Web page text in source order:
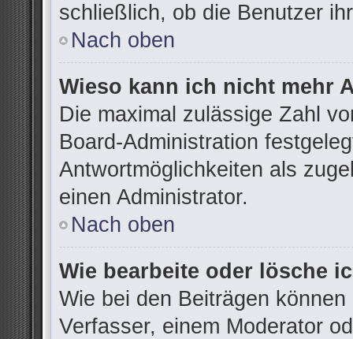
schließlich, ob die Benutzer
Nach oben
Wieso kann ich nicht mehr
Die maximal zulässige Zahl
Board-Administration
Antwortmöglichkeiten als
einen Administrator.
Nach oben
Wie bearbeite oder lösche
Wie bei den Beiträgen
Verfasser, einem Moderator